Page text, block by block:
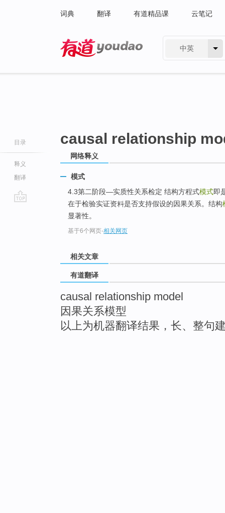
词典 翻译 有道精品课 云笔记
中英
目录
释义
翻译
causal relationship
网络释义
模式
4.3第二阶段—实质性关系检定 结构方程式模式即
在于检验实证资料是否支持假设的因果关系。结构
显著性。
基于6个网页-相关网页
相关文章
有道翻译
causal relationship model
因果关系模型
以上为机器翻译结果，长、整句